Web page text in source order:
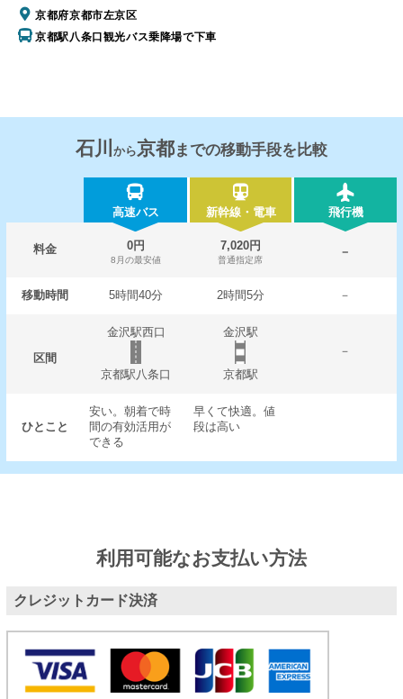
京都府京都市左京区
京都駅八条口観光バス乗降場で下車
石川 から京都までの移動手段を比較
高速バス 新幹線・電車 飛行機
料金 0円
8月の最安値
7,020円
普通指定席
－
移動時間 5時間40分 2時間5分 －
区間
金沢駅西口
金沢駅
－
京都駅八条口
京都駅
ひとこと
安い。朝着で時
間の有効活用が
できる
早くて快適。値
段は高い
利用可能なお支払い方法
クレジットカード決済